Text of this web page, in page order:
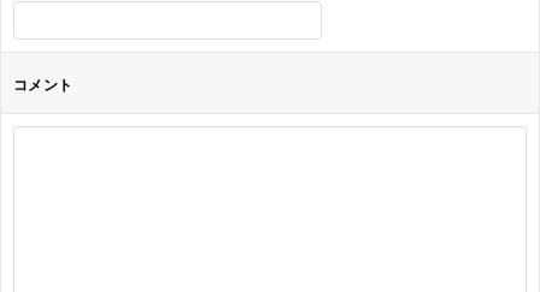
コメント